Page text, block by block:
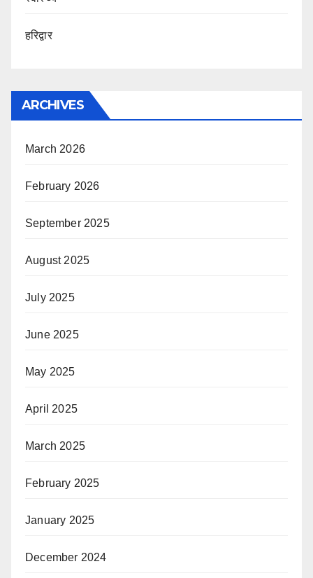
हरिद्वार
ARCHIVES
March 2026
February 2026
September 2025
August 2025
July 2025
June 2025
May 2025
April 2025
March 2025
February 2025
January 2025
December 2024